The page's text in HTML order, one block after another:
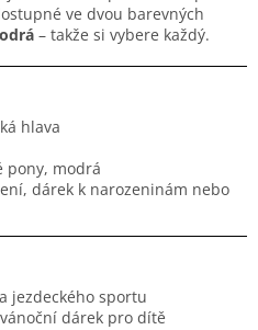
ve dvou barevných
– takže si vybere každý.
hlava
pony, modrá
dárek k narozeninám nebo
jezdeckého sportu
dárek pro dítě